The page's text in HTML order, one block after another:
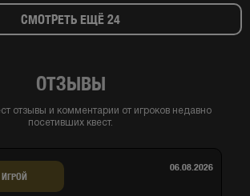
СМОТРЕТЬ ЕЩЁ 24
ОТЗЫВЫ
отзывы и комментарии от игроков недавно
посетивших квест.
06.08.2026